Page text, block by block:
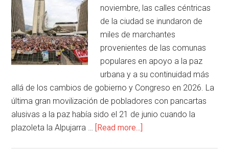
noviembre, las calles céntricas
de la ciudad se inundaron de
miles de marchantes
provenientes de las comunas
populares en apoyo a la paz
urbana y a su continuidad más
allá de los cambios de gobierno y Congreso en 2026. La
última gran movilización de pobladores con pancartas
alusivas a la paz había sido el 21 de junio cuando la
plazoleta la Alpujarra … [Read more...]